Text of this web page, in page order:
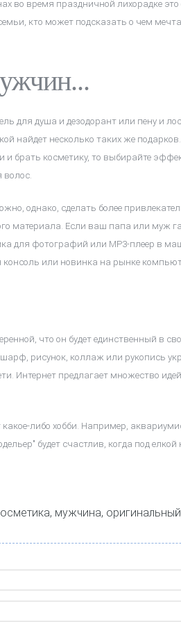
во время праздничной лихорадке
кто может подсказать о чем
для душа и дезодорант или пену и
найдет несколько таких же
и брать косметику, то выбирайте
однако, сделать более
материала. Если ваш папа или муж
для фотографий или MP3-плеер в
или новинка на рынке
что он будет единственный в
рисунок, коллаж или рукопись
Интернет предлагает множество
либо хобби. Например,
будет счастлив, когда под
, мужчина, оригинальный